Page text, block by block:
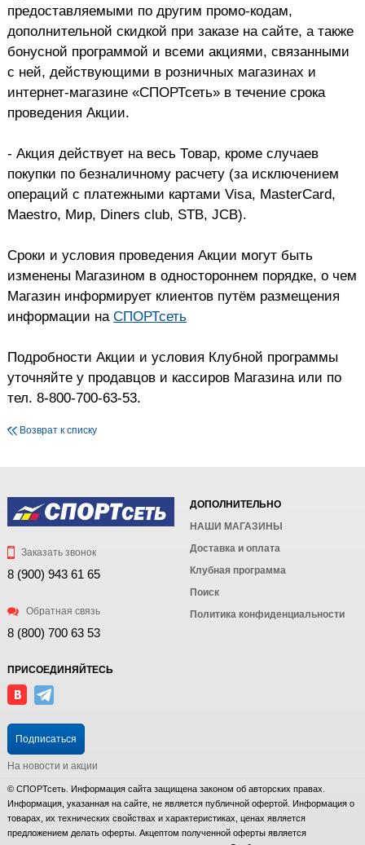
предоставляемыми по другим промо-кодам,
дополнительной скидкой при заказе на сайте, а также
бонусной программой и всеми акциями, связанными
с ней, действующими в розничных магазинах и
интернет-магазине «СПОРТсеть» в течение срока
проведения Акции.
- Акция действует на весь Товар, кроме случаев
покупки по безналичному расчету (за исключением
операций с платежными картами Visa, MasterCard,
Maestro, Мир, Diners club, STB, JCB).
Сроки и условия проведения Акции могут быть
изменены Магазином в одностороннем порядке, о чем
Магазин информирует клиентов путём размещения
информации на СПОРТсеть
Подробности Акции и условия Клубной программы
уточняйте у продавцов и кассиров Магазина или по
тел. 8-800-700-63-53.
Возврат к списку
Заказать звонок
8 (900) 943 61 65
Обратная связь
8 (800) 700 63 53
ДОПОЛНИТЕЛЬНО
НАШИ МАГАЗИНЫ
Доставка и оплата
Клубная программа
Поиск
Политика конфиденциальности
ПРИСОЕДИНЯЙТЕСЬ
Подписаться
На новости и акции
© СПОРТсеть. Информация сайта защищена законом об авторских правах.
Информация, указанная на сайте, не является публичной офертой. Информация о
товарах, их технических свойствах и характеристиках, ценах является
предложением делать оферты. Акцептом полученной оферты является